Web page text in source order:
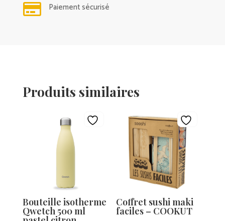
 Paiement sécurisé
Produits similaires
Bouteille isotherme
Qwetch 500 ml
Coffret sushi maki
faciles – COOKUT